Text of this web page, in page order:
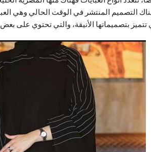
التصميم المنتشر في الوقت الحالي وهي
بتصميماتها الأنيقة، والتي تحتوي على